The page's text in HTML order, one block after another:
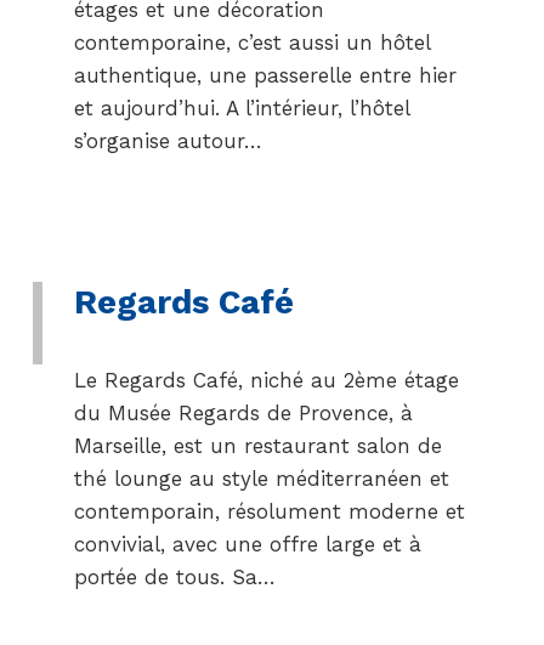
étages et une décoration
contemporaine, c’est aussi un hôtel
authentique, une passerelle entre hier
et aujourd’hui. A l’intérieur, l’hôtel
s’organise autour…
Regards Café
Le Regards Café, niché au 2ème étage
du Musée Regards de Provence, à
Marseille, est un restaurant salon de
thé lounge au style méditerranéen et
contemporain, résolument moderne et
convivial, avec une offre large et à
portée de tous. Sa…